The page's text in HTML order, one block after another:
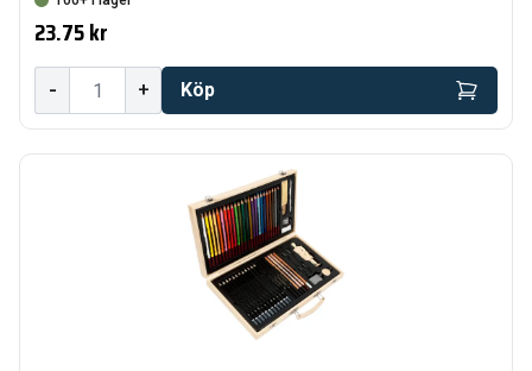
23.75 kr
- + Köp